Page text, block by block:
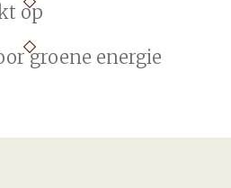
op
groene energie